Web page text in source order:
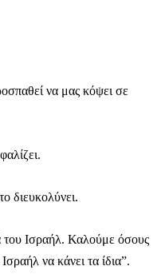
να μας κόψει σε
διευκολύνει.
του Ισραήλ. Καλούμε όσους
να κάνει τα ίδια”.